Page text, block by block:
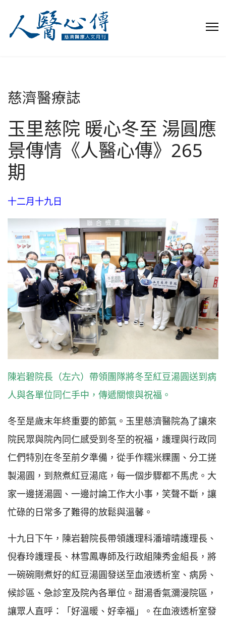
慈濟醫療誌
玉里慈院 暖心冬至 湯圓應
景傳情《人醫心傳》265
期
十二月十九日
陳岩碧院長（左六）帶領團隊將冬至紅豆湯圓送到病
人與各單位同仁手中，傳遞關懷與祝福。
冬至是歲末年終重要的節氣。玉里慈濟醫院為了讓來
院民眾與院內同仁感受到冬至的祝福，護理與行政同
仁們特別在冬至前夕準備，從手作糯米粿團、分工搓
製湯圓，到熬煮紅豆湯底，每一個步驟都不馬虎。大
家一邊搓湯圓、一邊討論工作大小事，笑聲不斷，讓
忙碌的日常多了難得的放鬆與溫馨。
十九日下午，陳岩碧院長帶領護理科潘璿晴護理長、
倪春玲護理長、林雪鳳專師及行政組陳秀金組長，將
一碗碗剛煮好的紅豆湯圓發送至血液透析室、病房、
候診區、急診室及院內各單位。甜湯香氣瀰漫院區，
讓眾人直呼：「好溫暖、好幸福」。在血液透析室發